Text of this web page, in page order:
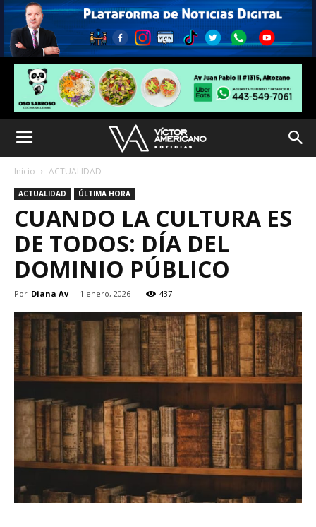
Inicio ACTUALIDAD
ACTUALIDAD ÚLTIMA HORA
CUANDO LA CULTURA ES
DE TODOS: DÍA DEL
DOMINIO PÚBLICO
Por Diana Av - 1 enero, 2026 437